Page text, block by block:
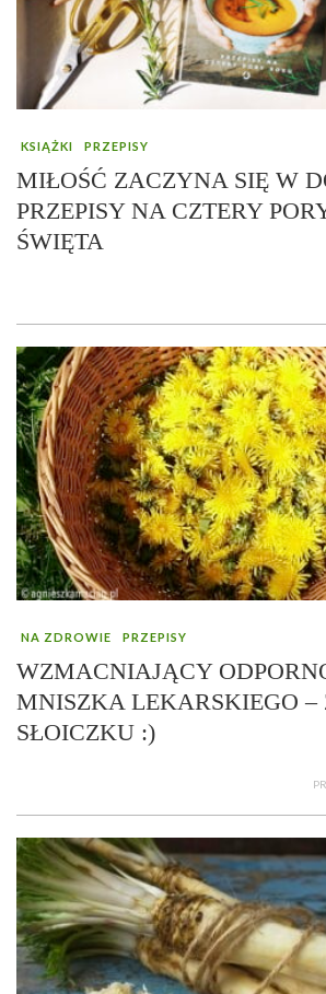
KSIĄŻKI PRZEPISY
MIŁOŚĆ ZACZYNA SIĘ W
PRZEPISY NA CZTERY
ŚWIĘTA
NA ZDROWIE PRZEPISY
WZMACNIAJĄCY
MNISZKA LEKARSKIEGO –
SŁOICZKU :)